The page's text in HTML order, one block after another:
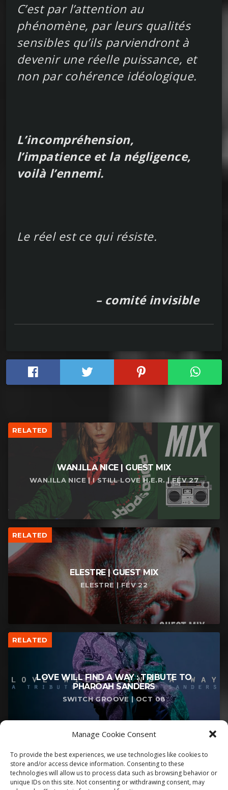
Manage Cookie Consent
To provide the best experiences, we use technologies like cookies to
store and/or access device information. Consenting to these
technologies will allow us to process data such as browsing behavior or
unique IDs on this site. Not consenting or withdrawing consent, may
C’est par l’attention au
phénomène, par leurs qualités
sensibles qu’ils parviendront à
devenir une réelle puissance, et
non par cohérence idéologique.
L’incompréhension,
l’impatience et la négligence,
voilà l’ennemi.
Le réel est ce qui résiste.
– comité invisible
RELATED
WAN.ILLA NICE | GUEST MIX
WAN.ILLA NICE | I STILL LOVE H.E.R. | FÉV 27
RELATED
ELESTRE | GUEST MIX
ELESTRE | FÉV 22
RELATED
LOVE WILL FIND A WAY : TRIBUTE TO
PHAROAH SANDERS
SWITCH GROOVE | OCT 08